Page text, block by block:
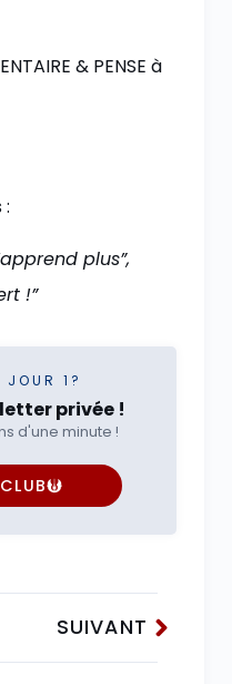
& PENSE à
plus”,
!”
JOUR 1?
privée !
d'une minute !
SUIVANT